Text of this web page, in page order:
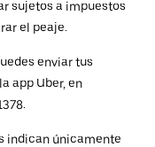
sujetos a impuestos
el peaje.
enviar tus
app Uber, en
indican únicamente